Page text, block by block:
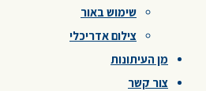
שימוש באור
צילום אדריכלי
מן העיתונות
צור קשר